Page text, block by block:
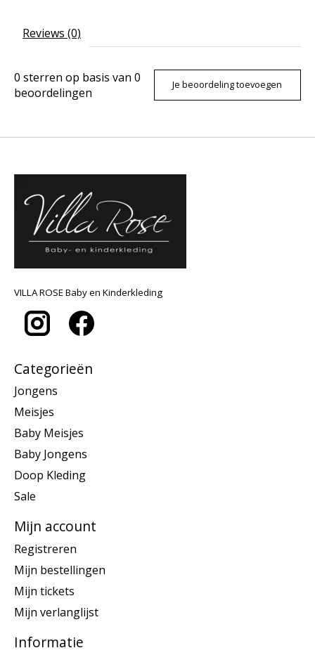
Reviews (0)
0 sterren op basis van 0
beoordelingen
Je beoordeling toevoegen
VILLA ROSE Baby en Kinderkleding
Categorieën
Jongens
Meisjes
Baby Meisjes
Baby Jongens
Doop Kleding
Sale
Mijn account
Registreren
Mijn bestellingen
Mijn tickets
Mijn verlanglijst
Informatie